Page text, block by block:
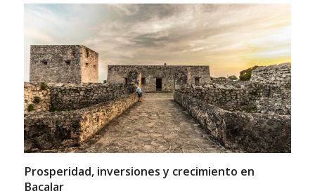
Prosperidad, inversiones y crecimiento en
Bacalar